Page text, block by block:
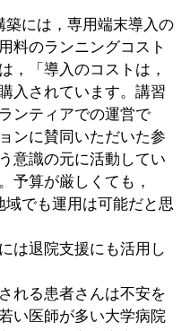
築には，専用端末導入の
料のランニングコスト
，「導入のコストは，
入されています。講習
ンティアでの運営で
ンに賛同いただいた参
意識の元に活動してい
予算が厳しくても，
でも運用は可能だと思
は退院支援にも活用し
れる患者さんは不安を
い医師が多い大学病院